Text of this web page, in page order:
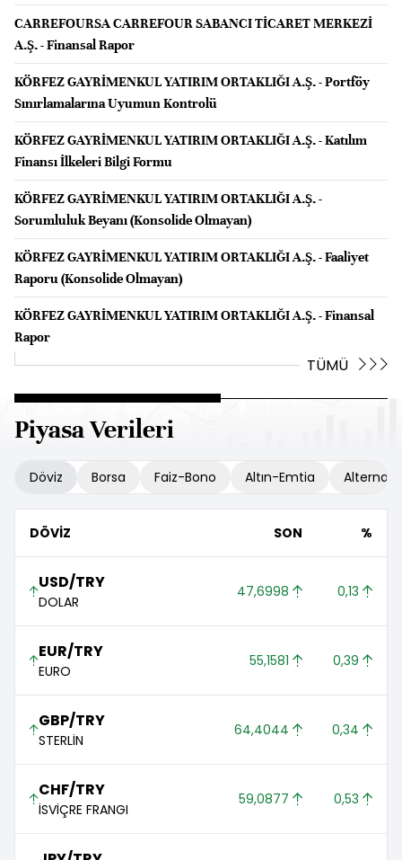
CARREFOURSA CARREFOUR SABANCI TİCARET MERKEZİ
A.Ş. - Finansal Rapor
KÖRFEZ GAYRİMENKUL YATIRIM ORTAKLIĞI A.Ş. - Portföy
Sınırlamalarına Uyumun Kontrolü
KÖRFEZ GAYRİMENKUL YATIRIM ORTAKLIĞI A.Ş. - Katılım
Finansı İlkeleri Bilgi Formu
KÖRFEZ GAYRİMENKUL YATIRIM ORTAKLIĞI A.Ş. -
Sorumluluk Beyanı (Konsolide Olmayan)
KÖRFEZ GAYRİMENKUL YATIRIM ORTAKLIĞI A.Ş. - Faaliyet
Raporu (Konsolide Olmayan)
KÖRFEZ GAYRİMENKUL YATIRIM ORTAKLIĞI A.Ş. - Finansal
Rapor
TÜMÜ
Piyasa Verileri
Döviz Borsa Faiz-Bono Altın-Emtia Alternatif
DÖVİZ SON %
USD/TRY
DOLAR
47,6998 0,13
EUR/TRY
EURO
55,1581 0,39
GBP/TRY
STERLİN
64,4044 0,34
CHF/TRY
İSVİÇRE FRANGI
59,0877 0,53